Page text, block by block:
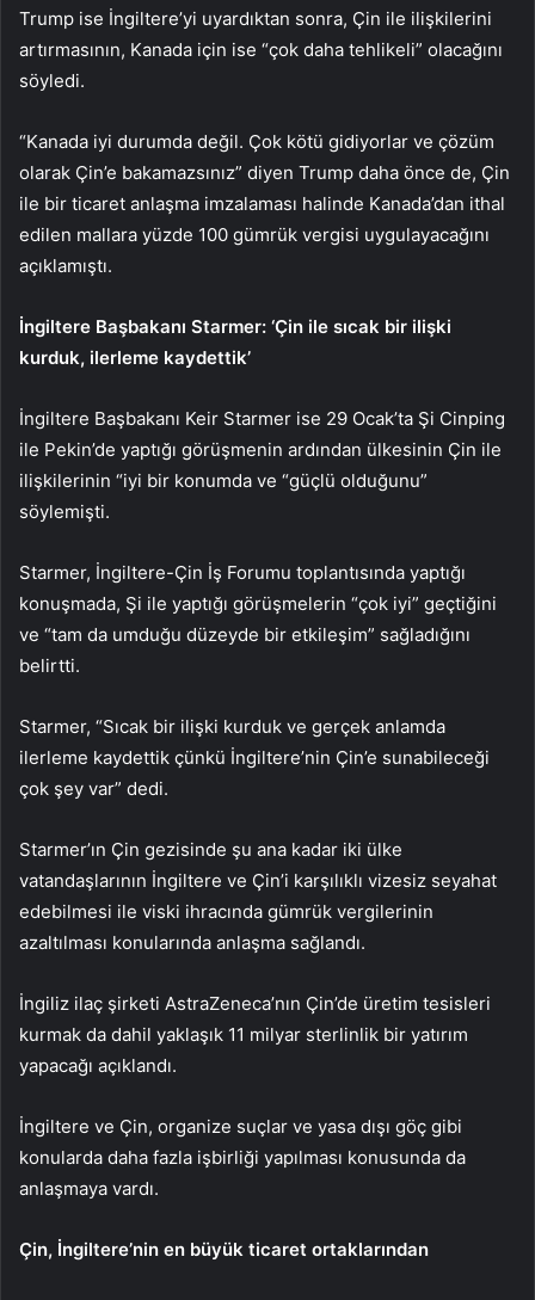
Trump ise İngiltere’yi uyardıktan sonra, Çin ile ilişkilerini
artırmasının, Kanada için ise “çok daha tehlikeli” olacağını
söyledi.
“Kanada iyi durumda değil. Çok kötü gidiyorlar ve çözüm
olarak Çin’e bakamazsınız” diyen Trump daha önce de, Çin
ile bir ticaret anlaşma imzalaması halinde Kanada’dan ithal
edilen mallara yüzde 100 gümrük vergisi uygulayacağını
açıklamıştı.
İngiltere Başbakanı Starmer: ‘Çin ile sıcak bir ilişki
kurduk, ilerleme kaydettik’
İngiltere Başbakanı Keir Starmer ise 29 Ocak’ta Şi Cinping
ile Pekin’de yaptığı görüşmenin ardından ülkesinin Çin ile
ilişkilerinin “iyi bir konumda ve “güçlü olduğunu”
söylemişti.
Starmer, İngiltere-Çin İş Forumu toplantısında yaptığı
konuşmada, Şi ile yaptığı görüşmelerin “çok iyi” geçtiğini
ve “tam da umduğu düzeyde bir etkileşim” sağladığını
belirtti.
Starmer, “Sıcak bir ilişki kurduk ve gerçek anlamda
ilerleme kaydettik çünkü İngiltere’nin Çin’e sunabileceği
çok şey var” dedi.
Starmer’ın Çin gezisinde şu ana kadar iki ülke
vatandaşlarının İngiltere ve Çin’i karşılıklı vizesiz seyahat
edebilmesi ile viski ihracında gümrük vergilerinin
azaltılması konularında anlaşma sağlandı.
İngiliz ilaç şirketi AstraZeneca’nın Çin’de üretim tesisleri
kurmak da dahil yaklaşık 11 milyar sterlinlik bir yatırım
yapacağı açıklandı.
İngiltere ve Çin, organize suçlar ve yasa dışı göç gibi
konularda daha fazla işbirliği yapılması konusunda da
anlaşmaya vardı.
Çin, İngiltere’nin en büyük ticaret ortaklarından